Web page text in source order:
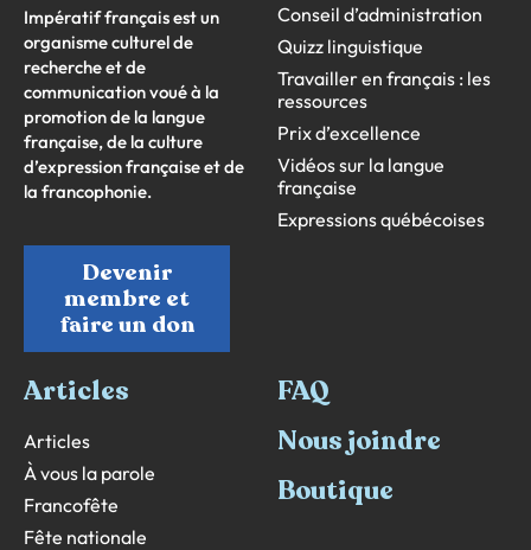
Impératif français est un
organisme culturel de
recherche et de
communication voué à la
promotion de la langue
française, de la culture
d’expression française et de
la francophonie.
Devenir
membre et
faire un don
Conseil d’administration
Quizz linguistique
Travailler en français : les
ressources
Prix d’excellence
Vidéos sur la langue
française
Expressions québécoises
Articles
Articles
À vous la parole
Francofête
Fête nationale
FAQ
Nous joindre
Boutique